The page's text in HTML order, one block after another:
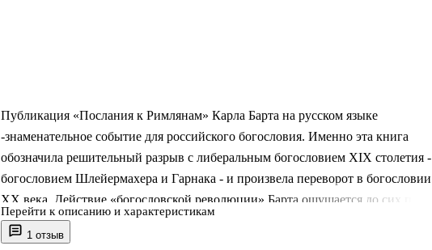
1 отзыв
Публикация «Послания к Римлянам» Карла Барта на русском языке
-знаменательное событие для российского богословия. Именно эта книга
обозначила решительный разрыв с либеральным богословием XIX столетия -
богословием Шлейермахера и Гарнака - и произвела переворот в богословии
XX века. Действие «богословской революции» Барта ощущается до сих пор:
именно к Барту обращаются современные богословы в поисках новых
направлений в нынешнем постмодернистском мире. .
Перейти к описанию и характеристикам